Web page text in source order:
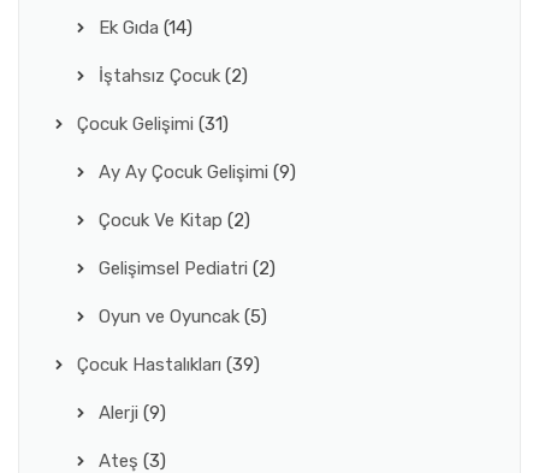
Ek Gıda (14)
İştahsız Çocuk (2)
Çocuk Gelişimi (31)
Ay Ay Çocuk Gelişimi (9)
Çocuk Ve Kitap (2)
Gelişimsel Pediatri (2)
Oyun ve Oyuncak (5)
Çocuk Hastalıkları (39)
Alerji (9)
Ateş (3)